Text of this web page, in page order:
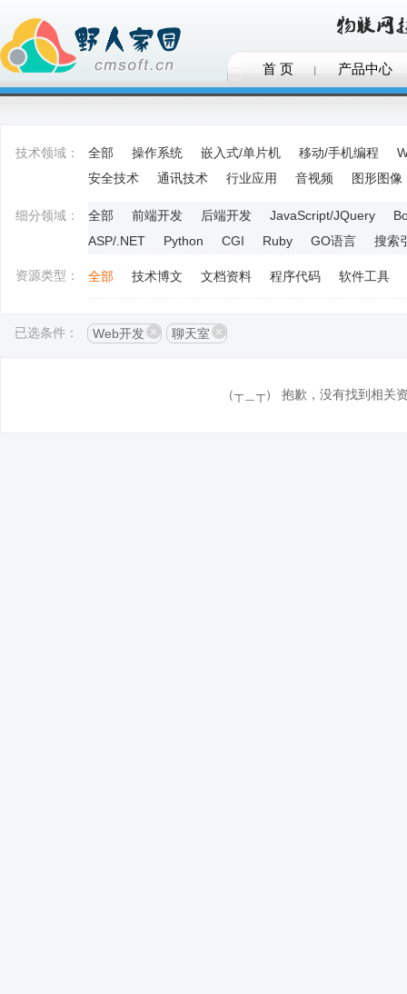
首 页 产品中心
技术领域： 全部 操作系统 嵌入式/单片机 移动/手机编程
安全技术
通讯技术 行业应用 音视频 图形图像
细分领域： 全部 前端开发 后端开发 JavaScript/JQuery
ASP/.NET
Python CGI Ruby GO语言 搜索
资源类型： 全部 技术博文 文档资料 程序代码 软件工具
已选条件： Web开发 聊天室
（┬＿┬） 抱歉，没有找到相关